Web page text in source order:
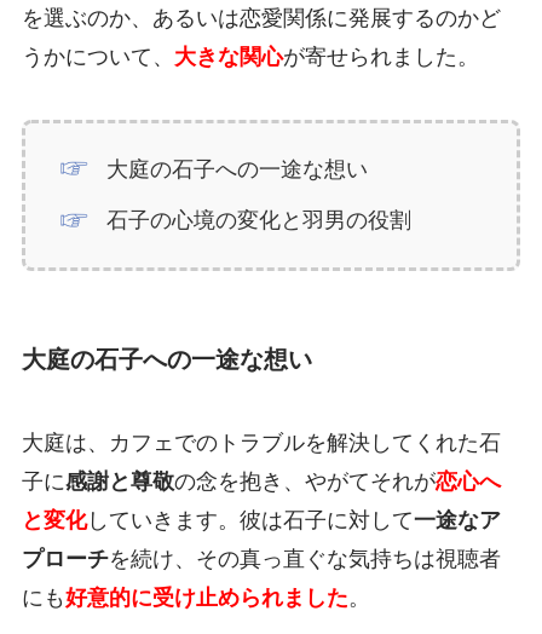
を選ぶのか、あるいは恋愛関係に発展するのかど
うかについて、 大きな関心が寄せられました。
大庭の石子への一途な想い
石子の心境の変化と羽男の役割
大庭の石子への一途な想い
大庭は、カフェでのトラブルを解決してくれた石
子に感謝と尊敬の念を抱き、やがてそれが恋心へ
と変化していきます。彼は石子に対して一途なア
プローチを続け、その真っ直ぐな気持ちは視聴者
にも好意的に受け止められました。